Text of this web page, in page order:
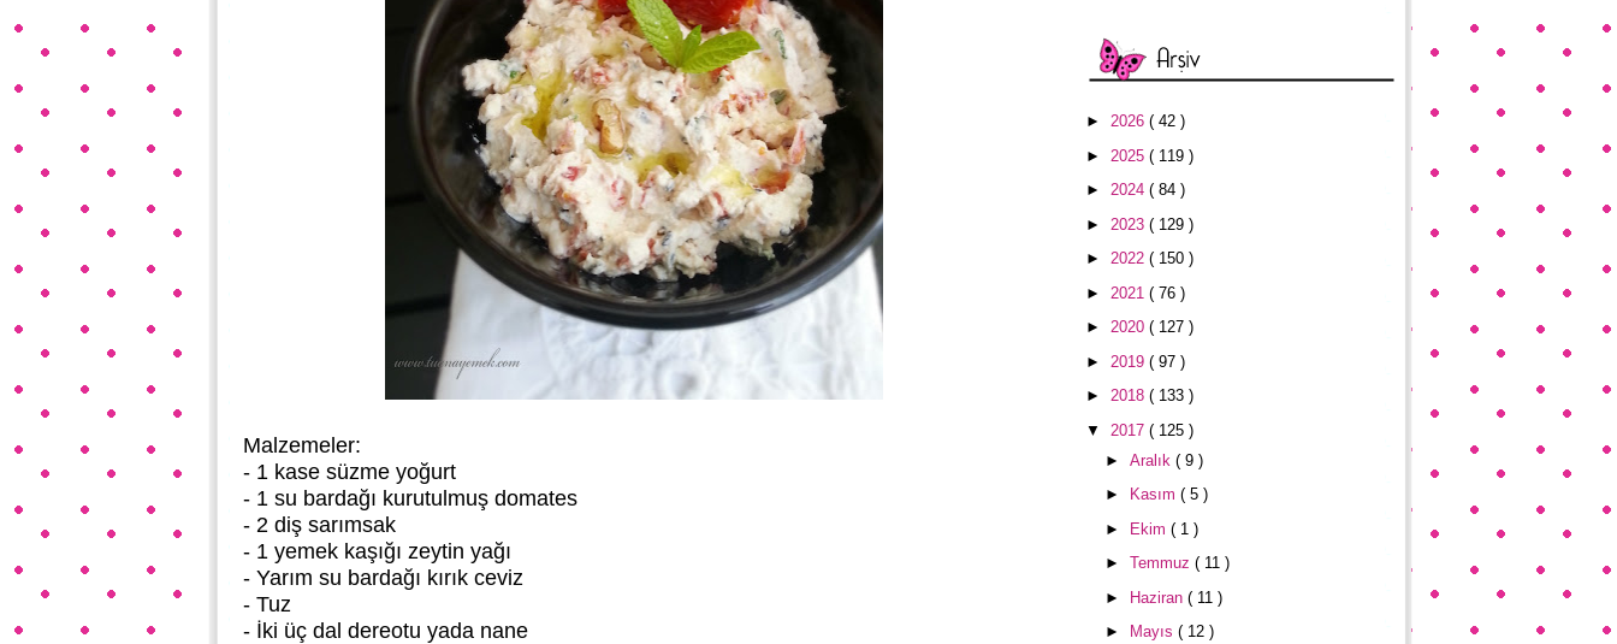
Malzemeler:
- 1 kase süzme yoğurt
- 1 su bardağı kurutulmuş domates
- 2 diş sarımsak
- 1 yemek kaşığı zeytin yağı
- Yarım su bardağı kırık ceviz
- Tuz
- İki üç dal dereotu yada nane
► 2026 ( 42 )
► 2025 ( 119 )
► 2024 ( 84 )
► 2023 ( 129 )
► 2022 ( 150 )
► 2021 ( 76 )
► 2020 ( 127 )
► 2019 ( 97 )
► 2018 ( 133 )
▼ 2017 ( 125 )
► Aralık ( 9 )
►
Kasım ( 5 )
►
Ekim ( 1 )
► Temmuz ( 11 )
►
Haziran ( 11 )
►
Mayıs ( 12 )